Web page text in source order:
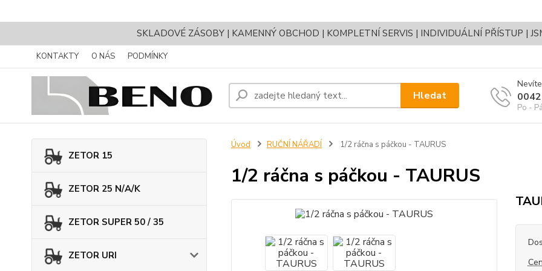
SKLADOVÉ ZÁSOBY | KAMENNÝ OBCHOD | KOMPLETNÍ SERVIS | INDIVIDUÁLNÍ PŘÍSTUP |
KONTAKTY O NÁS PODMÍNKY
Hledat
Po -
ZETOR 15
ZETOR 25 N/A/K
ZETOR SUPER 50 / 35
ZETOR URI
Úvod RUČNÍ NÁŘADÍ 1/2 ráčna s páčkou - TAURUS
1/2 ráčna s páčkou - TAURUS